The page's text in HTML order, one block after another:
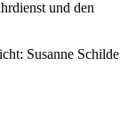
und den
Susanne Schilde